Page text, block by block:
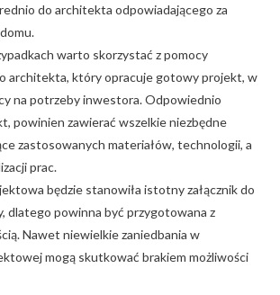
do architekta odpowiadającego za
warto skorzystać z pomocy
architekta, który opracuje gotowy projekt, w
na potrzeby inwestora. Odpowiednio
powinien zawierać wszelkie niezbędne
zastosowanych materiałów, technologii, a
prac.
będzie stanowiła istotny załącznik do
dlatego powinna być przygotowana z
Nawet niewielkie zaniedbania w
mogą skutkować brakiem możliwości